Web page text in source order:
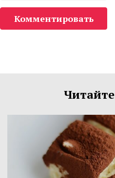
Комментировать